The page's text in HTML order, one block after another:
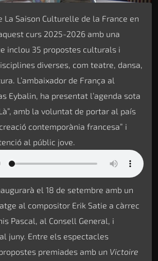
La Saison Culturelle de la France en
curs 2025-2026 amb una
inclou 35 propostes culturals i
diverses, com teatre, dansa,
L’ambaixador de França al
Eybalin, ha presentat l’agenda sota
amb la voluntat de portar al país
contemporània francesa” i
al públic jove.
el 18 de setembre amb un
al compositor Erik Satie a càrrec
Pascal, al Consell General, i
juny. Entre els espectacles
premiades amb un Victoire